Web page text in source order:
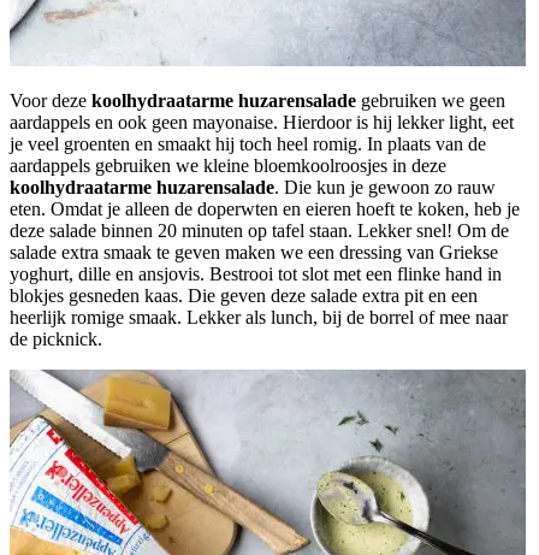
Voor deze koolhydraatarme huzarensalade gebruiken we geen
aardappels en ook geen mayonaise. Hierdoor is hij lekker light, eet
je veel groenten en smaakt hij toch heel romig. In plaats van de
aardappels gebruiken we kleine bloemkoolroosjes in deze
koolhydraatarme huzarensalade. Die kun je gewoon zo rauw
eten. Omdat je alleen de doperwten en eieren hoeft te koken, heb je
deze salade binnen 20 minuten op tafel staan. Lekker snel! Om de
salade extra smaak te geven maken we een dressing van Griekse
yoghurt, dille en ansjovis. Bestrooi tot slot met een flinke hand in
blokjes gesneden kaas. Die geven deze salade extra pit en een
heerlijk romige smaak. Lekker als lunch, bij de borrel of mee naar
de picknick.